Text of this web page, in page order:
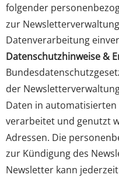
folgender
zur
Datenverarbeitung
Datenschutzhinweise &
der
Daten in
verarbeitet und genutzt
Adressen. Die
zur Kündigung des
Newsletter kann